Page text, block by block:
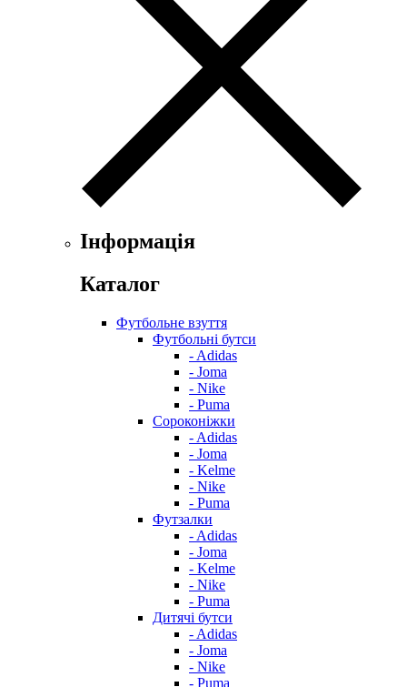
Інформація
Каталог
Футбольне взуття
Футбольні бутси
- Adidas
- Joma
- Nike
- Puma
Сороконіжки
- Adidas
- Joma
- Kelme
- Nike
- Puma
Футзалки
- Adidas
- Joma
- Kelme
- Nike
- Puma
Дитячі бутси
- Adidas
- Joma
- Nike
- Puma